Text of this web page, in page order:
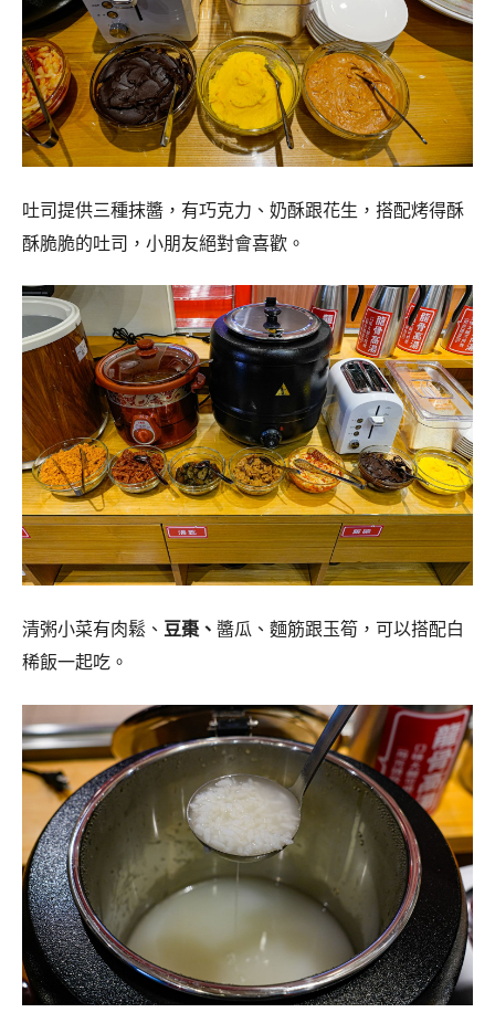
吐司提供三種抹醬，有巧克力、奶酥跟花生，搭配烤得酥
酥脆脆的吐司，小朋友絕對會喜歡。
清粥小菜有肉鬆、 豆棗、 醬瓜、麵筋跟玉筍，可以搭配白
稀飯一起吃。